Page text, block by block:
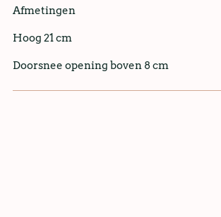
Afmetingen
Hoog 21 cm
Doorsnee opening boven 8 cm